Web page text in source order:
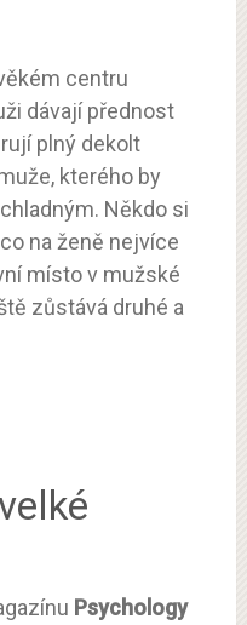
centru
dávají přednost
plný dekolt
kterého by
Někdo si
na ženě nejvíce
místo v mužské
zůstává druhé a
Psychology